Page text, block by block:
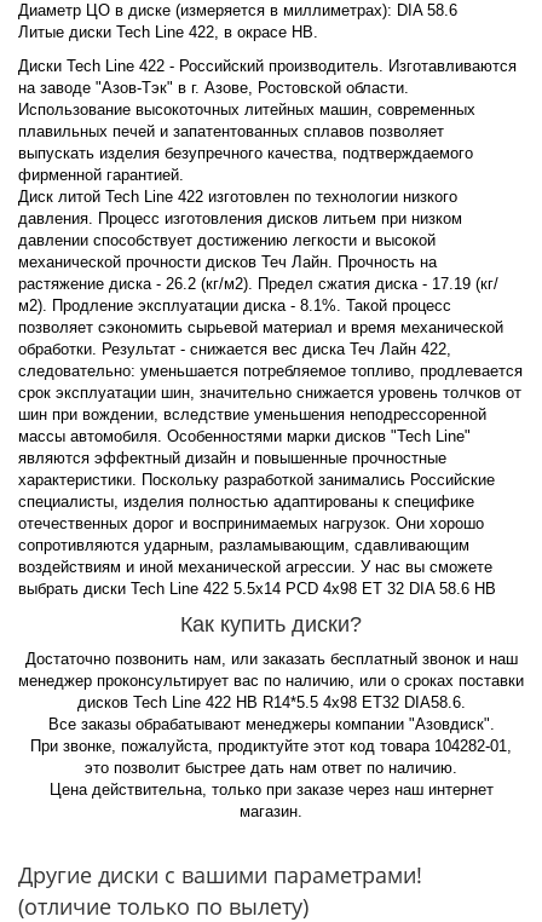
Диаметр ЦО в диске (измеряется в миллиметрах): DIA 58.6
Литые диски Tech Line 422, в окрасе HB.
Диски Tech Line 422 - Российский производитель. Изготавливаются
на заводе "Азов-Тэк" в г. Азове, Ростовской области.
Использование высокоточных литейных машин, современных
плавильных печей и запатентованных сплавов позволяет
выпускать изделия безупречного качества, подтверждаемого
фирменной гарантией.
Диск литой Tech Line 422 изготовлен по технологии низкого
давления. Процесс изготовления дисков литьем при низком
давлении способствует достижению легкости и высокой
механической прочности дисков Теч Лайн. Прочность на
растяжение диска - 26.2 (кг/м2). Предел сжатия диска - 17.19 (кг/
м2). Продление эксплуатации диска - 8.1%. Такой процесс
позволяет сэкономить сырьевой материал и время механической
обработки. Результат - снижается вес диска Теч Лайн 422,
следовательно: уменьшается потребляемое топливо, продлевается
срок эксплуатации шин, значительно снижается уровень толчков от
шин при вождении, вследствие уменьшения неподрессоренной
массы автомобиля. Особенностями марки дисков "Tech Line"
являются эффектный дизайн и повышенные прочностные
характеристики. Поскольку разработкой занимались Российские
специалисты, изделия полностью адаптированы к специфике
отечественных дорог и воспринимаемых нагрузок. Они хорошо
сопротивляются ударным, разламывающим, сдавливающим
воздействиям и иной механической агрессии. У нас вы сможете
выбрать диски Tech Line 422 5.5x14 PCD 4x98 ET 32 DIA 58.6 HB
Как купить диски?
Достаточно позвонить нам, или заказать бесплатный звонок и наш
менеджер проконсультирует вас по наличию, или о сроках поставки
дисков Tech Line 422 HB R14*5.5 4x98 ET32 DIA58.6.
Все заказы обрабатывают менеджеры компании "Азовдиск".
При звонке, пожалуйста, продиктуйте этот код товара 104282-01,
это позволит быстрее дать нам ответ по наличию.
Цена действительна, только при заказе через наш интернет
магазин.
Другие диски с вашими параметрами!
(отличие только по вылету)